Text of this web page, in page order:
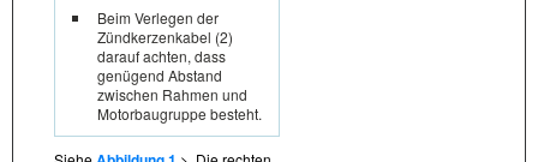
Beim Verlegen der
Zündkerzenkabel (2)
darauf achten, dass
genügend Abstand
zwischen Rahmen und
Motorbaugruppe besteht.